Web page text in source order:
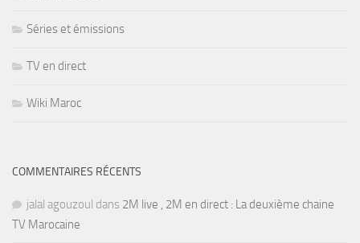
Séries et émissions
TV en direct
Wiki Maroc
COMMENTAIRES RÉCENTS
jalal agouzoul dans 2M live , 2M en direct : La deuxième chaine
TV Marocaine